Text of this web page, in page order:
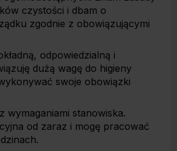
czystości i dbam o
zgodnie z obowiązującymi
odpowiedzialną i
dużą wagę do higieny
swoje obowiązki
wymaganiami stanowiska.
od zaraz i mogę pracować